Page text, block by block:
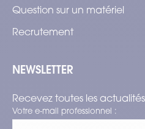
Question sur un matériel
Recrutement
NEWSLETTER
Recevez toutes les
Votre e-mail professionnel :